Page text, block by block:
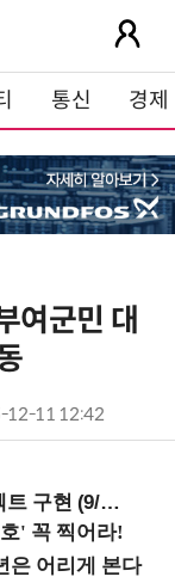
통신 경제
여군민 대
12-11 12:42
~17 강남역)